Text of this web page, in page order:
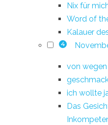
Nix für
Word of
Kalauer
4
von
ich wollte
Das